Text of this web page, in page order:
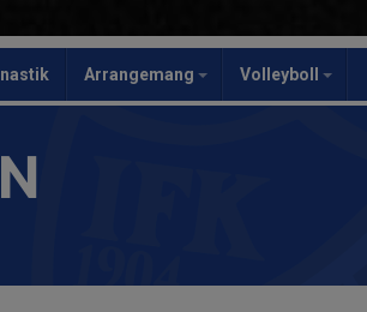
Arrangemang Volleyboll